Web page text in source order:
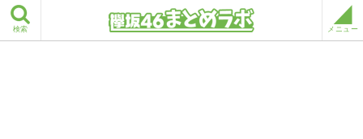
検索 メニュー